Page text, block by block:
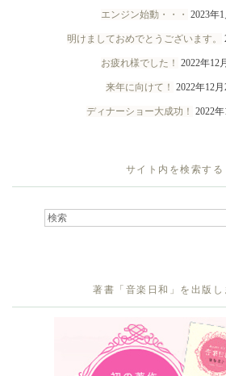
エンジン始動・・・ 2023年1
明けましておめでとうございます。
お疲れ様でした！ 2022年12
来年に向けて！ 2022年12月
ディナーショー大成功！ 2022年
サイト内を検索する
著書「音楽日和」を出版し